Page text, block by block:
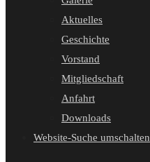
Aktuelles
Geschichte
Vorstand
Mitgliedschaft
Anfahrt
Downloads
Website-Suche umschalten